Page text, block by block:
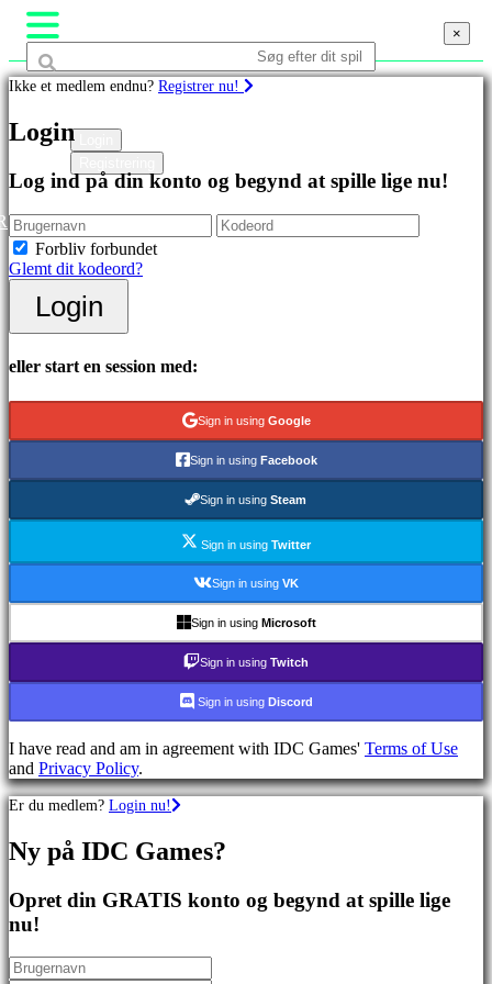
Featured
spil
Nye
udgivelser
Gratis
at
Kategorier
Strategispil
MMO
RPG
Sportsspil
Racing
Casual
Indie
Simulation
Puzzle
games
Fighting
games
Demoer
Fællesskab
events
Nyheder
×
Ikke et medlem endnu? Registrer nu!
Login
Log ind på din konto og begynd at spille lige nu!
Forbliv forbundet
Glemt dit kodeord?
Login
eller start en session med:
Sign in using Google
Sign in using Facebook
Sign in using Steam
Sign in using Twitter
Sign in using VK
Sign in using Microsoft
Sign in using Twitch
Sign in using Discord
I have read and am in agreement with IDC Games' Terms of Use
and Privacy Policy.
×
Er du medlem? Login nu!
Ny på IDC Games?
Opret din GRATIS konto og begynd at spille lige
nu!
×